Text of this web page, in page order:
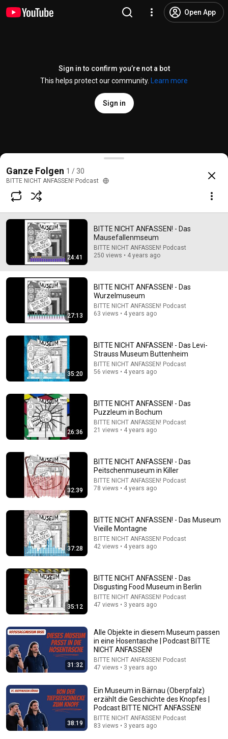
Open App
Sign in to confirm you’re not a bot
This helps protect our community.
Learn more
Sign in
BITTE NICHT ANFASSEN! - Das Mausefallenmseum
@bittenichtanfassenpodcast6781 more
Subscribe
Comments
Comment...
BITTE NICHT ANFASSEN! - Das Wurzelmuseum
BITTE NICHT ANFASSEN! Podcast • 63 views
Trevor Noah • 3.2M views
Paul Cassirer: Ein Galerist und die neue Kunst
Ganze Folgen 1 / 30
BITTE NICHT ANFASSEN! Podcast
24:41
BITTE NICHT ANFASSEN! - Das
Mausefallenmseum
BITTE NICHT ANFASSEN! Podcast
250 views • 4 years ago
27:13
BITTE NICHT ANFASSEN! - Das
Wurzelmuseum
BITTE NICHT ANFASSEN! Podcast
63 views • 4 years ago
35:20
BITTE NICHT ANFASSEN! - Das Levi-
Strauss Museum Buttenheim
BITTE NICHT ANFASSEN! Podcast
56 views • 4 years ago
26:36
BITTE NICHT ANFASSEN! - Das
Puzzleum in Bochum
BITTE NICHT ANFASSEN! Podcast
21 views • 4 years ago
32:39
BITTE NICHT ANFASSEN! - Das
Peitschenmuseum in Killer
BITTE NICHT ANFASSEN! Podcast
78 views • 4 years ago
37:28
BITTE NICHT ANFASSEN! - Das Museum
Vieille Montagne
BITTE NICHT ANFASSEN! Podcast
42 views • 4 years ago
35:12
BITTE NICHT ANFASSEN! - Das
Disgusting Food Museum in Berlin
BITTE NICHT ANFASSEN! Podcast
47 views • 3 years ago
31:32
Alle Objekte in diesem Museum passen
in eine Hosentasche | Podcast BITTE
NICHT ANFASSEN!
BITTE NICHT ANFASSEN! Podcast
47 views • 3 years ago
38:19
Ein Museum in Bärnau (Oberpfalz)
erzählt die Geschichte des Knopfes |
Podcast BITTE NICHT ANFASSEN!
BITTE NICHT ANFASSEN! Podcast
83 views • 3 years ago